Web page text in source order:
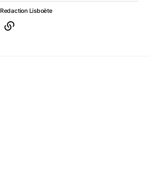
Redaction Lisboète